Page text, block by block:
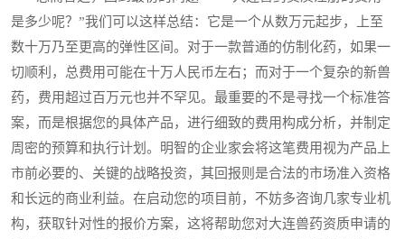
是多少呢？”我们可以这样总结：它是一个从数万元起步，上至
数十万乃至更高的弹性区间。对于一款普通的仿制化药，如果一
切顺利，总费用可能在十万人民币左右；而对于一个复杂的新兽
药，费用超过百万元也并不罕见。最重要的不是寻找一个标准答
案，而是根据您的具体产品，进行细致的费用构成分析，并制定
周密的预算和执行计划。明智的企业家会将这笔费用视为产品上
市前必要的、关键的战略投资，其回报则是合法的市场准入资格
和长远的商业利益。在启动您的项目前，不妨多咨询几家专业机
构，获取针对性的报价方案，这将帮助您对大连兽药资质申请的